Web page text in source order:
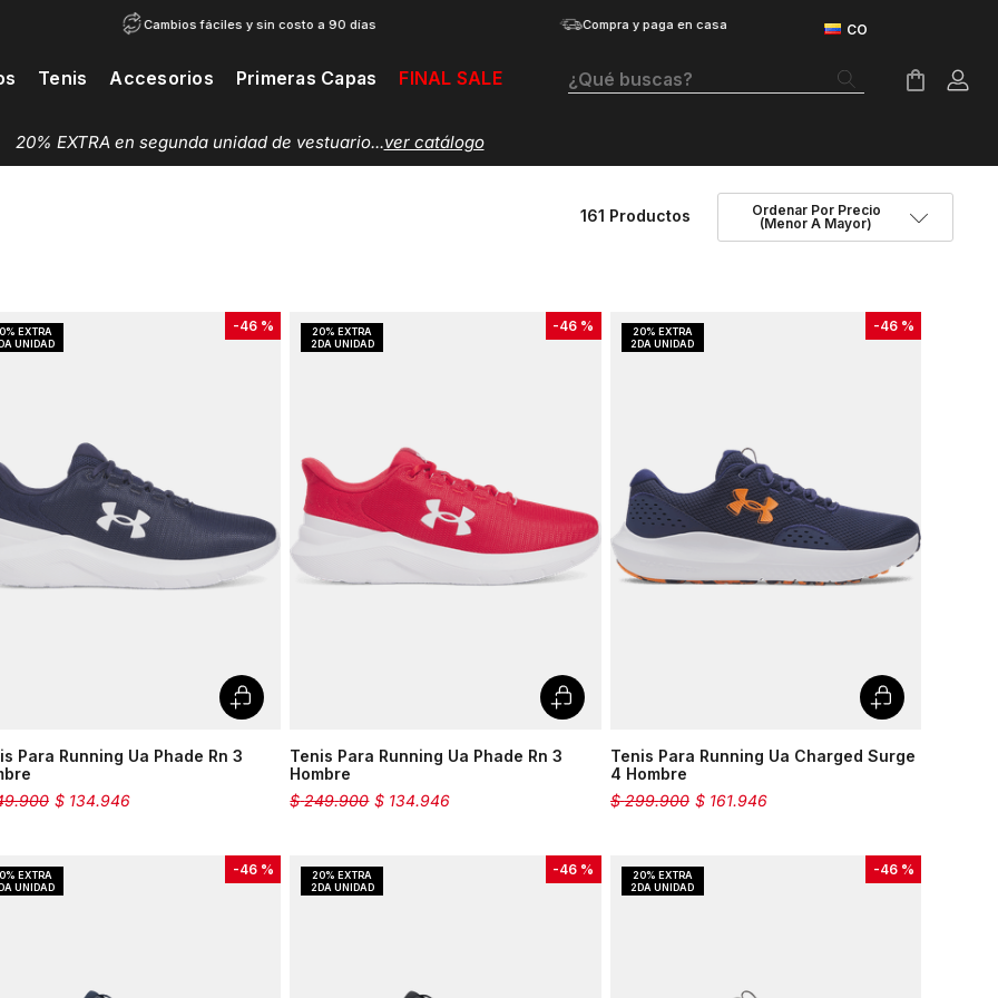
Cambios fáciles y sin costo a 90 días Compra y paga en casa
Tenis Accesorios Primeras Capas FINAL SALE ¿Qué buscas?
20% EXTRA en segunda unidad de vestuario...ver catálogo
161 Productos Ordenar Por Precio
(menor A Mayor)
-46 %
Para Running Ua Phade Rn 3
$ 134.946
.900
-46 %
Tenis Para Running Ua Phade Rn 3
Hombre
$ 134.946
$ 249.900
-46 %
Tenis Para Running Ua Charged Surge
4 Hombre
$ 161.946
$ 299.900
-46 % -46 % -46 %
Botas
Tenis Mujer
Tenis
Velociti
Medias